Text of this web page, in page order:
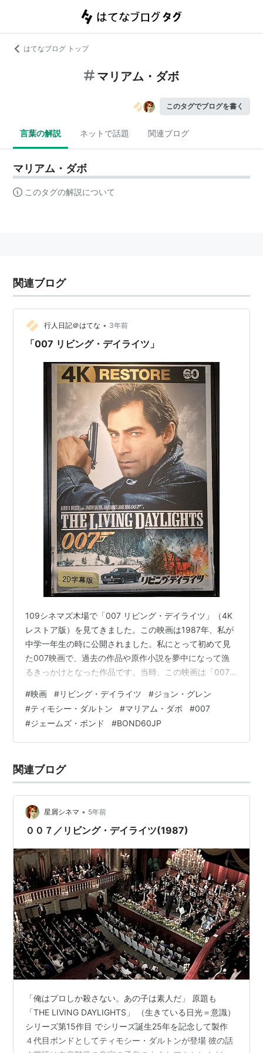
はてなブログ トップ
マリアム・ダボ
このタグでブログを書く
言葉の解説 ネットで話題 関連ブログ
マリアム・ダボ
このタグの解説について
関連ブログ
行人日記＠はてな • 3年前
「007 リビング・デイライツ」
109シネマズ木場で「007 リビング・デイライツ」（4K
レストア版）を見てきました。この映画は1987年、私が
中学一年生の時に公開されました。私にとって初めて見
た007映画で、過去の作品や原作小説を夢中になって漁
るきっかけとなった作品です。当時、この映画は「007
「60周年」ですからね・・。年月の経つのは本当に早く
て言葉が出ません。ジェームズ・ボンドを演じるのはテ
ィモシー・ダルトンです。端正な顔立ちで気品を感じさ
せるものの、他のボンド役者と違い、華がないという
までも真面目で実直、身なりにはあ…
#映画 #リビング・デイライツ #ジョン・グレン
#ティモシー・ダルトン #マリアム・ダボ #007
#ジェームズ・ボンド #BOND60JP
関連ブログ
星屑シネマ • 5年前
００７／リビング・デイライツ(1987)
「俺はプロしか殺さない。あの子は素人だ」 原題も
「THE LIVING DAYLIGHTS」 （生きている日光＝意識）
シリーズ第15作目 でシリーズ誕生25年を記念して製作
４代目ボンドとしてティモシー・ダルトンが登場 彼の話